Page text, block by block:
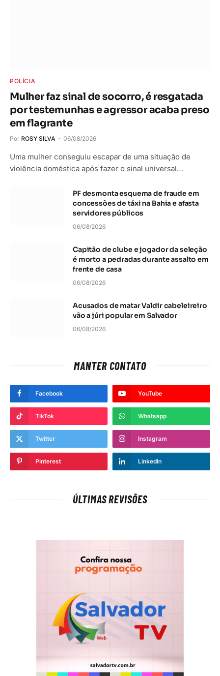
POLÍCIA
Mulher faz sinal de socorro, é resgatada
por testemunhas e agressor acaba preso
em flagrante
Por ROSY SILVA 06/08/2026
Uma mulher conseguiu escapar de uma situação de
violência doméstica após fazer o sinal universal…
PF desmonta esquema de fraude em
concessões de táxi na Bahia e afasta
servidores públicos
06/08/2026
Capitão de clube e jogador da seleção
é morto a pedradas durante assalto em
frente de casa
06/08/2026
Acusados de matar Valdir cabeleireiro
vão a júri popular em Salvador
06/08/2026
MANTER CONTATO
Facebook YouTube
TikTok Whatsapp
Twitter Instagram
Pinterest LinkedIn
ÚLTIMAS REVISÕES